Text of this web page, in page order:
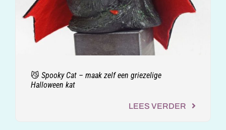
😼 Spooky Cat – maak zelf een griezelige
Halloween kat
LEES VERDER